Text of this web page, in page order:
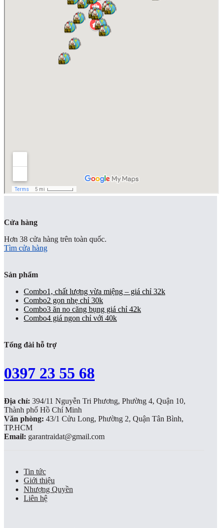
Cửa hàng
Hơn 38 cửa hàng trên toàn quốc.
Tìm cửa hàng
Sản phẩm
Combo1, chất lượng vừa miệng – giá chỉ 32k
Combo2 gọn nhẹ chỉ 30k
Combo3 ăn no căng bụng giá chỉ 42k
Combo4 giá ngon chỉ với 40k
Tổng đài hỗ trợ
0397 23 55 68
Địa chỉ: 394/11 Nguyễn Tri Phương, Phường 4, Quận 10,
Thành phố Hồ Chí Minh
Văn phòng: 43/1 Cửu Long, Phường 2, Quận Tân Bình,
TP.HCM
Email: garantraidat@gmail.com
Tin tức
Giới thiệu
Nhượng Quyền
Liên hệ